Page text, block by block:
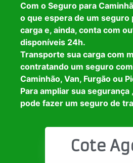
Com o Seguro para
o que espera de um seguro
carga e, ainda, conta com
disponíveis 24h.
Transporte sua carga com
contratando um seguro
Caminhão, Van, Furgão ou
Para ampliar sua
pode fazer um seguro de
Cote